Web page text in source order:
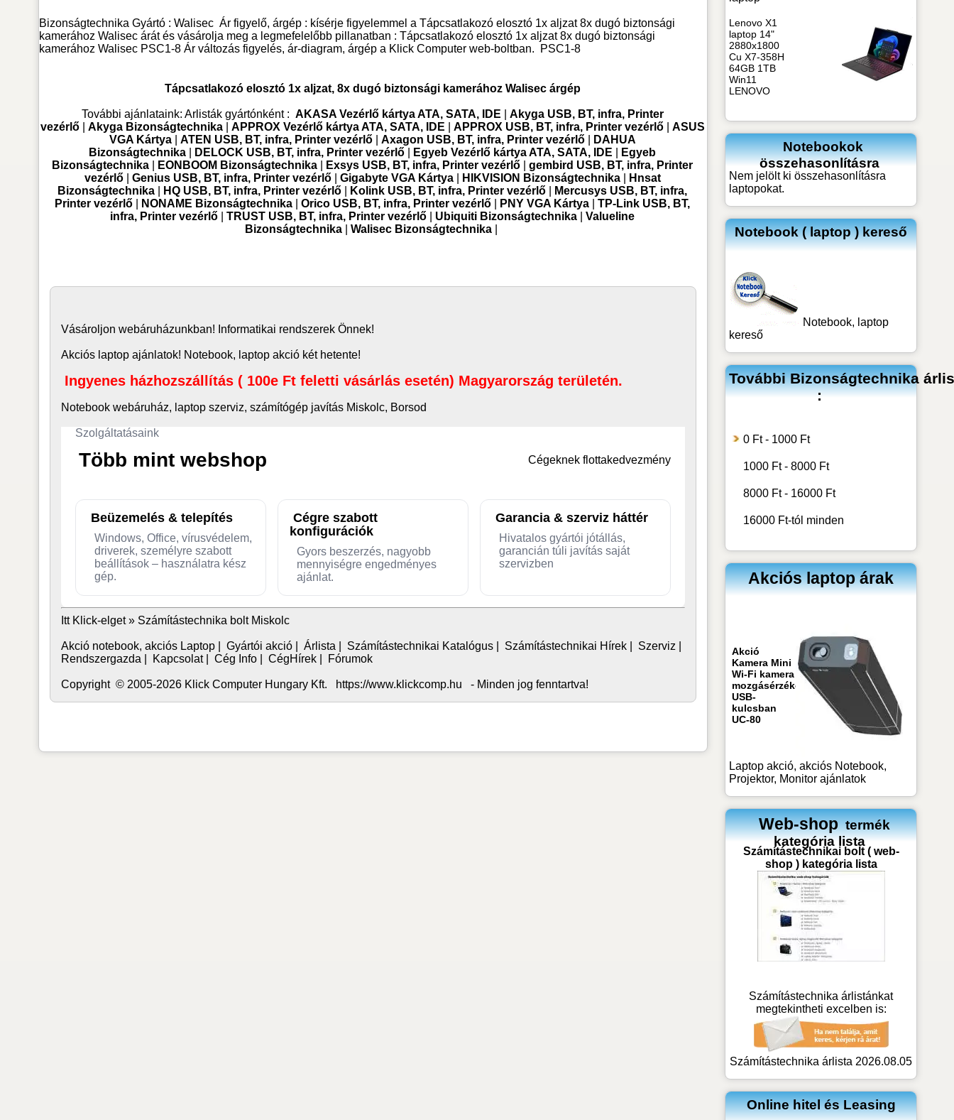
Bizonságtechnika Gyártó : Walisec Ár figyelő, árgép : kísérje figyelemmel a Tápcsatlakozó elosztó 1x aljzat 8x dugó biztonsági
kamerához Walisec árát és vásárolja meg a legmefelelőbb pillanatban : Tápcsatlakozó elosztó 1x aljzat 8x dugó biztonsági
kamerához Walisec PSC1-8 Ár változás figyelés, ár-diagram, árgép a Klick Computer web-boltban.
PSC1-8
Tápcsatlakozó elosztó 1x aljzat, 8x dugó biztonsági kamerához Walisec árgép
További ajánlataink: Arlisták gyártónként : AKASA Vezérlő kártya ATA, SATA, IDE
Akyga USB, BT, infra, Printer
vezérlő| Akyga Bizonságtechnika| APPROX Vezérlő kártya ATA, SATA, IDE APPROX USB, BT, infra, Printer vezérlő| ASUS
VGA Kártya| ATEN USB, BT, infra, Printer vezérlő| Axagon USB, BT, infra, Printer vezérlő|
DAHUA
Bizonságtechnika
DELOCK USB, BT, infra, Printer vezérlő Egyeb Vezérlő kártya ATA, SATA, IDE
Egyeb
Bizonságtechnika
EONBOOM Bizonságtechnika Exsys USB, BT, infra, Printer vezérlő |gembird USB, BT, infra, Printer
vezérlő| Genius USB, BT, infra, Printer vezérlő| Gigabyte VGA Kártya| HIKVISION Bizonságtechnika|
Hnsat
Bizonságtechnika
HQ USB, BT, infra, Printer vezérlő Kolink USB, BT, infra, Printer vezérlő
Mercusys USB, BT, infra,
Printer vezérlő
NONAME Bizonságtechnika |Orico USB, BT, infra, Printer vezérlő PNY VGA Kártya |TP-Link USB, BT,
infra, Printer vezérlő |TRUST USB, BT, infra, Printer vezérlő Ubiquiti Bizonságtechnika |Valueline
Bizonságtechnika| Walisec Bizonságtechnika|
Vásároljon webáruházunkban! Informatikai rendszerek Önnek!
Akciós laptop ajánlatok! Notebook, laptop akció két hetente!
Ingyenes házhozszállítás ( 100e Ft feletti vásárlás esetén) Magyarország területén.
Notebook webáruház, laptop szerviz, számítógép javítás Miskolc, Borsod
Szolgáltatásaink
Több mint webshop Cégeknek flottakedvezmény
Beüzemelés & telepítés
Windows, Office, vírusvédelem,
driverek, személyre szabott
beállítások – használatra kész
gép.
Cégre szabott
konfigurációk
Gyors beszerzés, nagyobb
mennyiségre engedményes
ajánlat.
Garancia & szerviz háttér
Hivatalos gyártói jótállás,
garancián túli javítás saját
szervizben
Itt Klick-elget » Számítástechnika bolt Miskolc
Akció notebook, akciós Laptop| Gyártói akció| Árlista Számítástechnikai Katalógus| Számítástechnikai Hírek| Szerviz
Rendszergazda
Kapcsolat| Cég Info| CégHírek| Fórumok
Copyright © 2005-2026 Klick Computer Hungary Kft. https://www.klickcomp.hu - Minden jog fenntartva!
Lenovo X1
laptop 14"
2880x1800
Cu X7-358H
64GB 1TB
Win11
LENOVO
Notebookok
összehasonlításra
Nem jelölt ki összehasonlításra
laptopokat.
Notebook ( laptop ) kereső
Notebook, laptop
kereső
TovábbiBizonságtechnika
:
0 Ft - 1000 Ft
1000 Ft - 8000 Ft
8000 Ft - 16000 Ft
16000 Ft-tól minden
Akciós laptop árak
Akció
Kamera Mini
Wi-Fi kamera
mozgásérzékeléssel
USB-
kulcsban
UC-80
Laptop akció, akciós Notebook,
Projektor, Monitor ajánlatok
Web-shop termék
kategória lista
Számítástechnikai bolt ( web-
shop ) kategória lista
Számítástechnika árlistánkat
megtekintheti excelben is:
Számítástechnika árlista 2026.08.05
Online hitel és Leasing